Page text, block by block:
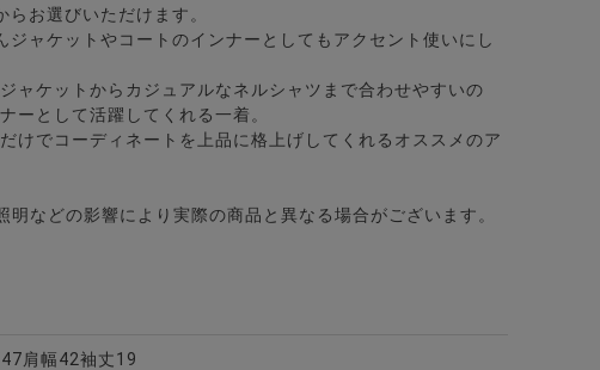
ガード長袖ハーフZIP/全3色
らお選びいただけます。
ジャケットやコートのインナーとしてもアクセント使いにし
ャケットからカジュアルなネルシャツまで合わせやすいの
ーとして活躍してくれる一着。
けでコーディネートを上品に格上げしてくれるオススメのア
明などの影響により実際の商品と異なる場合がございます。
肩幅42袖丈19